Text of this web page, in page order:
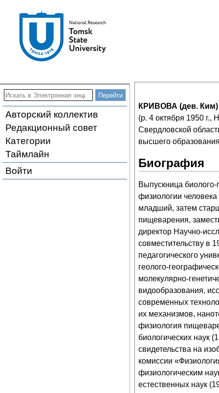
Авторский коллектив
Редакционный совет
Категории
Таймлайн
Войти
КРИВОВА (дев. Ким)
(р. 4 октября 1950 г.,
Свердловской
высшего
Биография
Выпускница
физиологии
младший, затем
пищеварения,
директор Научно-
совместительству в
педагогического
геолого-
молекулярно-
видообразования,
современных
их механизмов,
физиология
биологических наук
свидетельства на
комиссии
физиологическим
естественных наук